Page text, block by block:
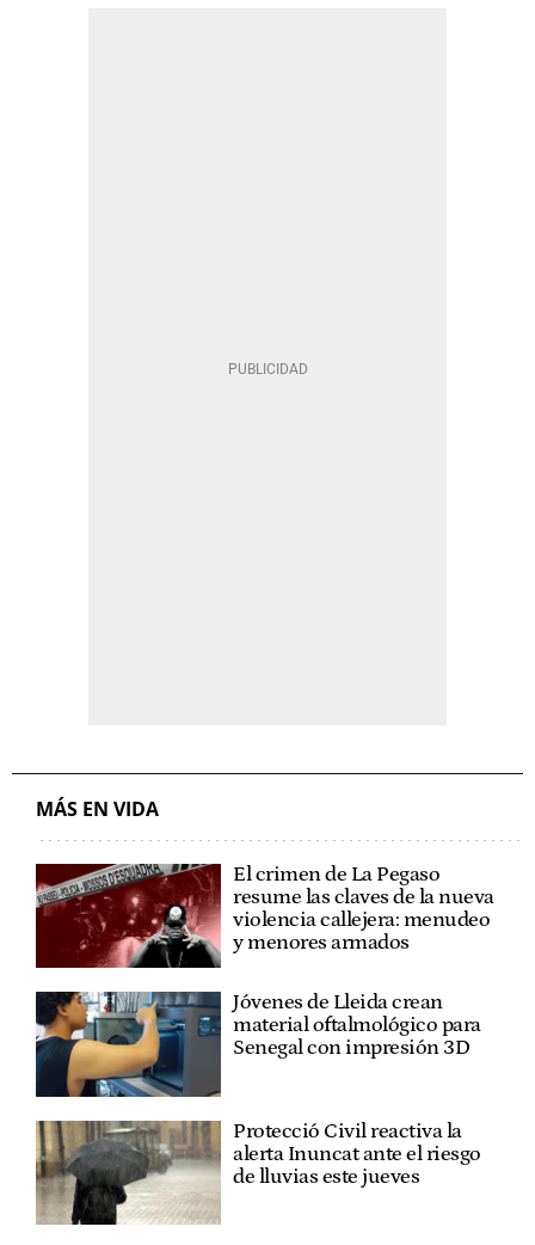
MÁS EN VIDA
El crimen de La Pegaso
resume las claves de la nueva
violencia callejera: menudeo
y menores armados
Jóvenes de Lleida crean
material oftalmológico para
Senegal con impresión 3D
Protecció Civil reactiva la
alerta Inuncat ante el riesgo
de lluvias este jueves